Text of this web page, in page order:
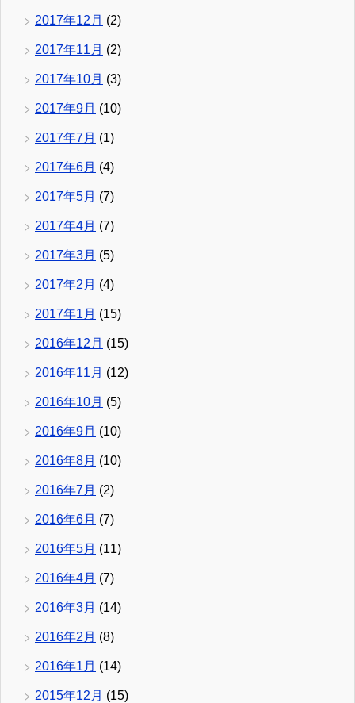
2017年12月 (2)
2017年11月 (2)
2017年10月 (3)
2017年9月 (10)
2017年7月 (1)
2017年6月 (4)
2017年5月 (7)
2017年4月 (7)
2017年3月 (5)
2017年2月 (4)
2017年1月 (15)
2016年12月 (15)
2016年11月 (12)
2016年10月 (5)
2016年9月 (10)
2016年8月 (10)
2016年7月 (2)
2016年6月 (7)
2016年5月 (11)
2016年4月 (7)
2016年3月 (14)
2016年2月 (8)
2016年1月 (14)
2015年12月 (15)